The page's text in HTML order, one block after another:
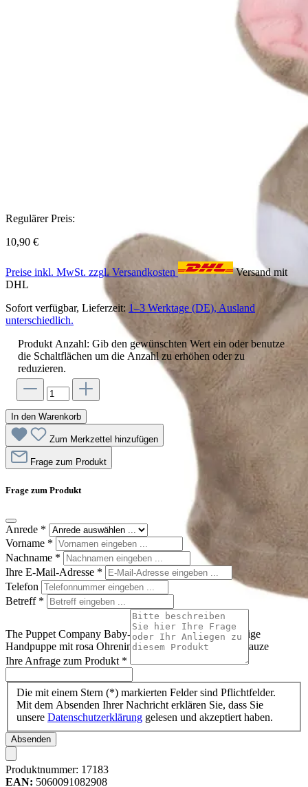
The Puppet Company Baby-Handpuppe Kaninchen, beige
Handpuppe mit rosa Ohreninnenseiten und weißer Schnauze
Regulärer Preis:
10,90 €
Preise inkl. MwSt. zzgl. Versandkosten
Versand mit
DHL
Sofort verfügbar, Lieferzeit: 1–3 Werktage (DE), Ausland
unterschiedlich.
Produkt Anzahl: Gib den gewünschten Wert ein oder benutze
die Schaltflächen um die Anzahl zu erhöhen oder zu
reduzieren.
In den Warenkorb
Zum Merkzettel hinzufügen
Frage zum Produkt
Frage zum Produkt
Anrede *
Vorname *
Nachname *
Ihre E-Mail-Adresse *
Telefon
Betreff *
Ihre Anfrage zum Produkt *
Die mit einem Stern (*) markierten Felder sind Pflichtfelder.
Mit dem Absenden Ihrer Nachricht erklären Sie, dass Sie
unsere Datenschutzerklärung gelesen und akzeptiert haben.
Absenden
Produktnummer: 17183
EAN: 5060091082908